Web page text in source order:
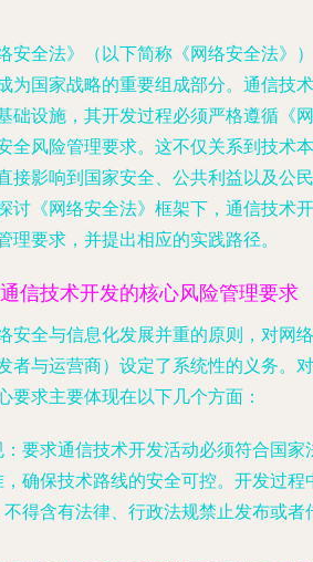
安全法》（以下简称《网络安全法》）
为国家战略的重要组成部分。通信技术
础设施，其开发过程必须严格遵循《网
全风险管理要求。这不仅关系到技术本
接影响到国家安全、公共利益以及公民
讨《网络安全法》框架下，通信技术开
理要求，并提出相应的实践路径。
信技术开发的核心风险管理要求
安全与信息化发展并重的原则，对网络
者与运营商）设定了系统性的义务。对
要求主要体现在以下几个方面：
：要求通信技术开发活动必须符合国家
确保技术路线的安全可控。开发过程
得含有法律、行政法规禁止发布或者